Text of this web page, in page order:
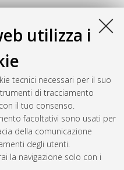
utilizza i
tecnici necessari per il suo
di tracciamento
il tuo consenso.
facoltativi sono usati per
della comunicazione
degli utenti.
la navigazione solo con i
architecture and
Gulf region
Università di
sul patrimonio culturale
ilSat Aug 8 20:45:59 2026